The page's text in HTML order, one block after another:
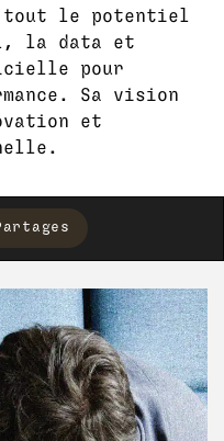
tout le potentiel
la data et
pour
Sa vision
et